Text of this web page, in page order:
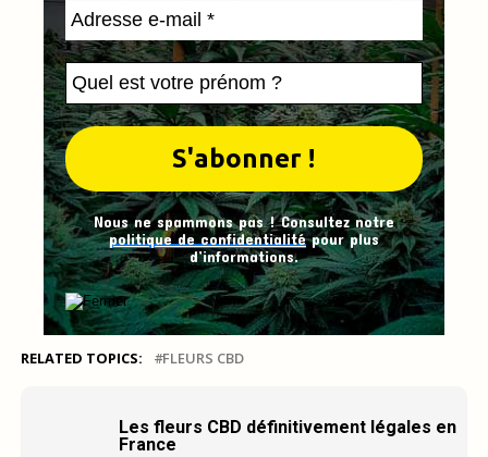
Nous ne spammons pas ! Consultez notre
politique de confidentialitépour plus
d’informations.
RELATED TOPICS: FLEURS CBD
Les fleurs CBD définitivement légales en
France